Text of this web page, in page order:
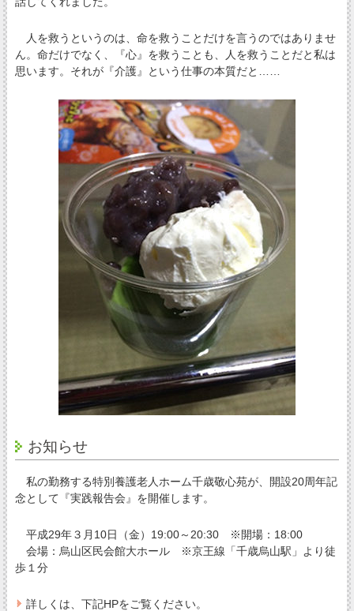
人を救うというのは、命を救うことだけを言うのではありませ
ん。命だけでなく、『心』を救うことも、人を救うことだと私は
思います。それが『介護』という仕事の本質だと……
お知らせ
私の勤務する特別養護老人ホーム千歳敬心苑が、開設20周年記
念として『実践報告会』を開催します。
平成29年３月10日（金）19:00～20:30 ※開場：18:00
会場：烏山区民会館大ホール ※京王線「千歳烏山駅」より徒
歩１分
詳しくは、下記HPをご覧ください。